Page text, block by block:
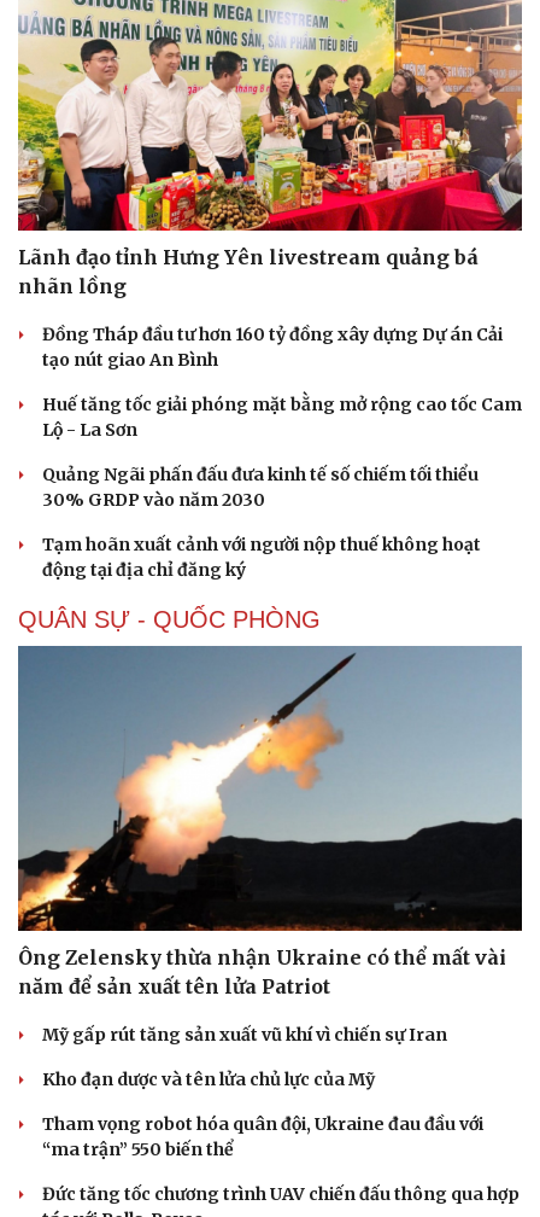
Sức khỏe
Cây thuốc
Sản phụ khoa
Nam khoa
Làm đẹp - giảm cân
Phòng mạch online
Ăn sạch sống khỏe
Đời sống
Blog
Lãnh đạo tỉnh Hưng Yên livestream quảng bá
nhãn lồng
Đồng Tháp đầu tư hơn 160 tỷ đồng xây dựng Dự án Cải
tạo nút giao An Bình
Huế tăng tốc giải phóng mặt bằng mở rộng cao tốc Cam
Lộ - La Sơn
Quảng Ngãi phấn đấu đưa kinh tế số chiếm tối thiểu
30% GRDP vào năm 2030
Tạm hoãn xuất cảnh với người nộp thuế không hoạt
động tại địa chỉ đăng ký
QUÂN SỰ - QUỐC PHÒNG
Ông Zelensky thừa nhận Ukraine có thể mất vài
năm để sản xuất tên lửa Patriot
Mỹ gấp rút tăng sản xuất vũ khí vì chiến sự Iran
Kho đạn dược và tên lửa chủ lực của Mỹ
Tham vọng robot hóa quân đội, Ukraine đau đầu với
“ma trận” 550 biến thể
Đức tăng tốc chương trình UAV chiến đấu thông qua hợp